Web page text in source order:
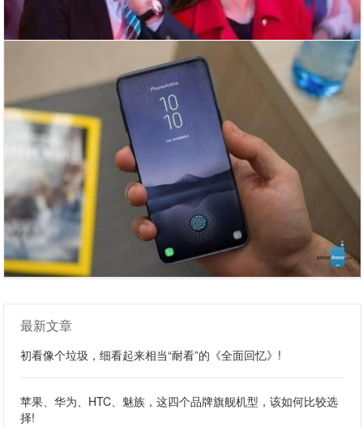
最新文章
初看像个垃圾，细看起来相当“耐看”的《全面回忆》!
苹果、华为、HTC、魅族，这四个品牌旗舰机型，该如何比较选
择!